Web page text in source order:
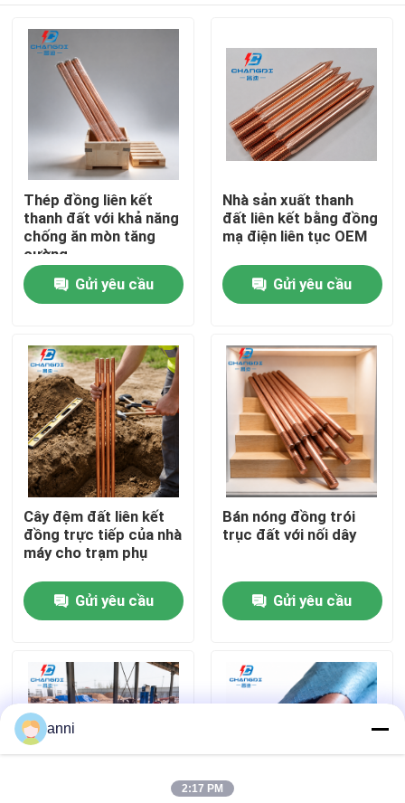
Nhà
Video
Về chúng tôi
Tham quan nhà máy
Kiểm soát chất lượng
Liên hệ chúng tôi
Tin tức
Tất cả các trường hợp
Thép đồng liên kết
thanh đất với khả năng
chống ăn mòn tăng
cường
Gửi yêu cầu
Nhà sản xuất thanh
đất liên kết bằng đồng
mạ điện liên tục OEM
Gửi yêu cầu
Cây đệm đất liên kết
đồng trực tiếp của nhà
máy cho trạm phụ
Gửi yêu cầu
Bán nóng đồng trói
trục đất với nối dây
Gửi yêu cầu
anni
2:17 PM